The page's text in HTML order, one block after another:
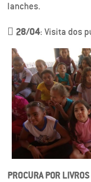
lanches.
 28/04: Visita dos
PROCURA POR